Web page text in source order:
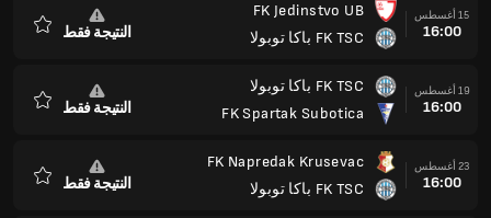
15 أغسطس
16:00
FK Jedinstvo UB
FK TSC باكا توبولا
النتيجة فقط
19 أغسطس
16:00
FK TSC باكا توبولا
FK Spartak Subotica
النتيجة فقط
23 أغسطس
16:00
FK Napredak Krusevac
FK TSC باكا توبولا
النتيجة فقط